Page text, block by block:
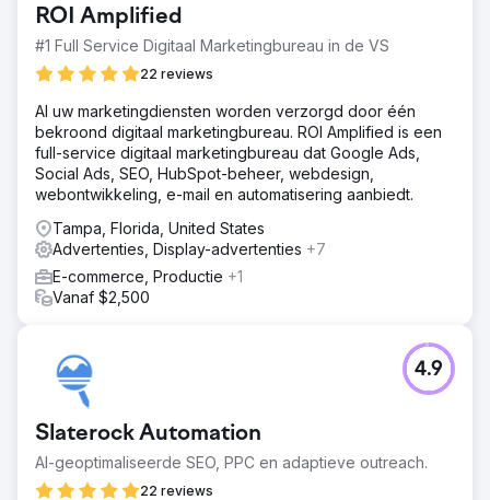
We slaagden erin om hun advertenties binnen een paar
weken om te draaien. Gemiddeld kostten ze $ 5-6 per
Resultaat
Aanzienlijke stijging vergeleken met eerder behaalde
resultaten. Conversiepercentages +36% Leads +400%
Kosten/Lead -80%
Naar bureaupagina
ROI Amplified
#1 Full Service Digitaal Marketingbureau in de VS
22 reviews
Al uw marketingdiensten worden verzorgd door één
bekroond digitaal marketingbureau. ROI Amplified is een
full-service digitaal marketingbureau dat Google Ads,
Social Ads, SEO, HubSpot-beheer, webdesign,
webontwikkeling, e-mail en automatisering aanbiedt.
Tampa, Florida, United States
Advertenties, Display-advertenties +7
E-commerce, Productie +1
Vanaf $2,500
Slaterock Automation
AI-geoptimaliseerde SEO, PPC en adaptieve outreach.
22 reviews
4.9